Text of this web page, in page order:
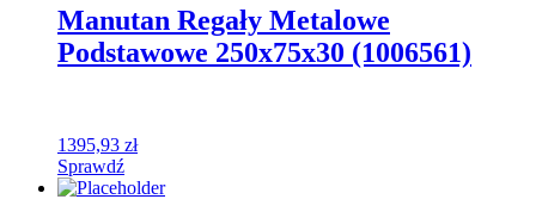
Manutan Regały Metalowe
Podstawowe 250x75x30 (1006561)
1395,93 zł
Sprawdź